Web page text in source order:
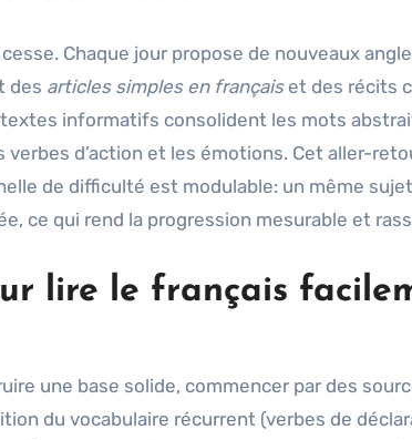
Chaque jour propose de nouveaux
des articles simples en françaiset des récits
textes informatifs consolident les mots
d’action et les émotions. Cet aller-
de difficulté est modulable: un même
ce qui rend la progression mesurable et
lire le français
une base solide, commencer par des
du vocabulaire récurrent (verbes de